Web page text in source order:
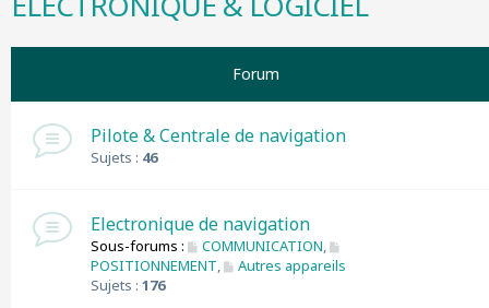
Forum
Pilote & Centrale de navigation
Sujets : 46
Electronique de navigation
Sous-forums : COMMUNICATION,
POSITIONNEMENT,
Autres appareils
Sujets : 176